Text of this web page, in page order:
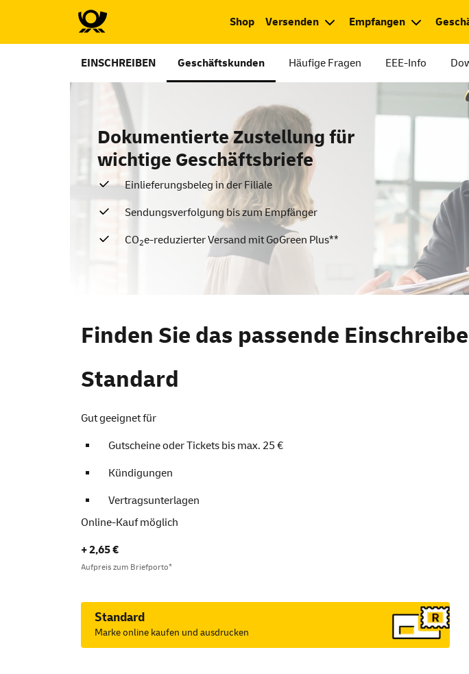
Shop Versenden Empfangen
EINSCHREIBEN Geschäftskunden Häufige Fragen EEE-Info
Dokumentierte Zustellung für
wichtige Geschäftsbriefe
Einlieferungsbeleg in der Filiale
Sendungsverfolgung bis zum Empfänger
CO2e-reduzierter Versand mit GoGreen Plus**
Finden Sie das passende
Standard
Gut geeignet für
Gutscheine oder Tickets bis max. 25 €
Kündigungen
Vertragsunterlagen
Online-Kauf möglich
+ 2,65 €
Aufpreis zum Briefporto*
Standard
Marke online kaufen und ausdrucken